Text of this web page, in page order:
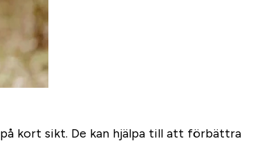
kort sikt. De kan hjälpa till att förbättra